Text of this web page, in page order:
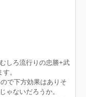
しろ流行りの忠勝+武
。
で下方効果はありそ
ゃないだろうか。